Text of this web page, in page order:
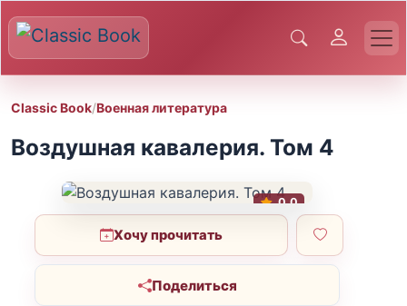
Classic Book/Военная литература
Воздушная кавалерия. Том 4
0.0
Хочу прочитать
Поделиться